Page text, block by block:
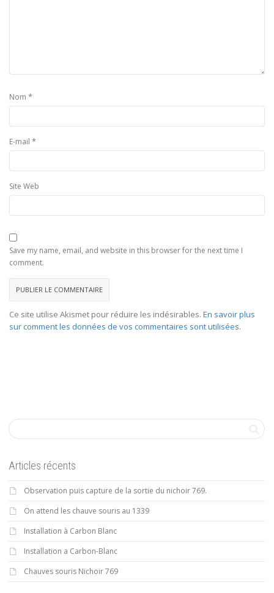
Nom *
E-mail *
Site Web
Save my name, email, and website in this browser for the next time I
comment.
Ce site utilise Akismet pour réduire les indésirables. En savoir plus
sur comment les données de vos commentaires sont utilisées.
Articles récents
Observation puis capture de la sortie du nichoir 769.
On attend les chauve souris au 1339
Installation à Carbon Blanc
Installation a Carbon-Blanc
Chauves souris Nichoir 769